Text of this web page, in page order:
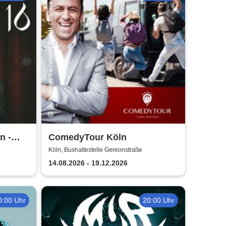
-
ComedyTour Köln
Köln, Bushaltestelle Gereonstraße
14.08.2026 - 19.12.2026
Uhr 20:00 Uhr